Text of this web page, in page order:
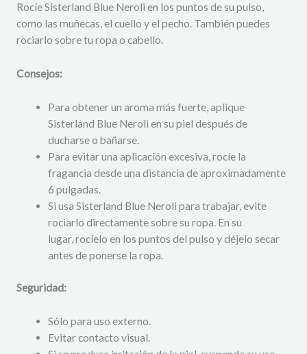
Rocíe Sisterland Blue Neroli en los puntos de su pulso,
como las muñecas, el cuello y el pecho. También puedes
rociarlo sobre tu ropa o cabello.
Consejos:
Para obtener un aroma más fuerte, aplique
Sisterland Blue Neroli en su piel después de
ducharse o bañarse.
Para evitar una aplicación excesiva, rocíe la
fragancia desde una distancia de aproximadamente
6 pulgadas.
Si usa Sisterland Blue Neroli para trabajar, evite
rociarlo directamente sobre su ropa. En su
lugar, rocíelo en los puntos del pulso y déjelo secar
antes de ponerse la ropa.
Seguridad:
Sólo para uso externo.
Evitar contacto visual.